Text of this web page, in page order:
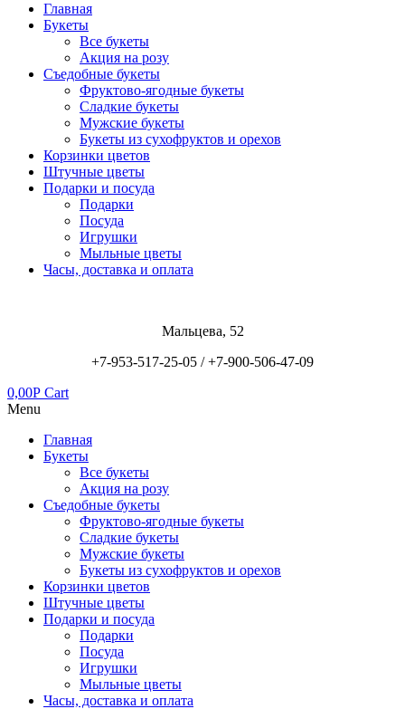
Главная
Букеты
Все букеты
Акция на розу
Съедобные букеты
Фруктово-ягодные букеты
Сладкие букеты
Мужские букеты
Букеты из сухофруктов и орехов
Корзинки цветов
Штучные цветы
Подарки и посуда
Подарки
Посуда
Игрушки
Мыльные цветы
Часы, доставка и оплата
Мальцева, 52
+7-953-517-25-05 /+7-900-506-47-09
0,00Р Cart
Menu
Главная
Букеты
Все букеты
Акция на розу
Съедобные букеты
Фруктово-ягодные букеты
Сладкие букеты
Мужские букеты
Букеты из сухофруктов и орехов
Корзинки цветов
Штучные цветы
Подарки и посуда
Подарки
Посуда
Игрушки
Мыльные цветы
Часы, доставка и оплата